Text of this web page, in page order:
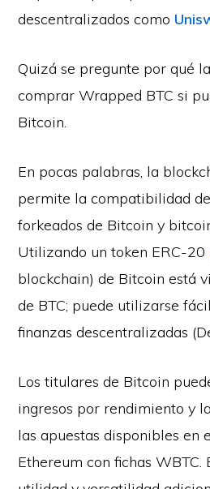
descentralizados como
Quizá se pregunte por qué
comprar Wrapped BTC si
Bitcoin.
En pocas palabras, la
permite la compatibilidad
forkeados de Bitcoin y
Utilizando un token ERC-20
blockchain) de Bitcoin está
de BTC; puede utilizarse
finanzas descentralizadas
Los titulares de Bitcoin
ingresos por rendimiento y
las apuestas disponibles en
Ethereum con fichas WBTC.